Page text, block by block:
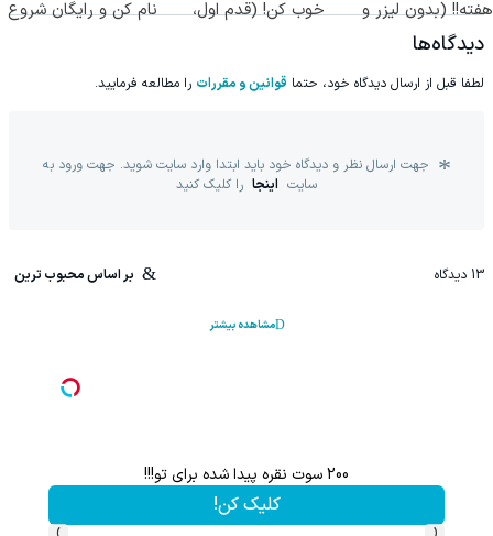
هفته!! (بدون لیزر و
جراحی)
خوب کن! (قدم اول،
نام کن و رایگان شروع
دیدگاه‌ها
لطفا قبل از ارسال دیدگاه خود، حتما قوانین و مقررات را مطالعه فرمایید.
جهت ارسال نظر و دیدگاه خود باید ابتدا وارد سایت شوید. جهت ورود به
سایت اینجا را کلیک کنید
13 دیدگاه بر اساس محبوب ترین
مشاهده بیشتر
هنوز 50 تتر رو دریافت نکردی؟ | رایگان ثبت نام کن و رایگان شروع کن!